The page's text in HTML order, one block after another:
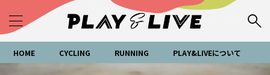
HOME CYCLING RUNNING PLAY&LIVEについて